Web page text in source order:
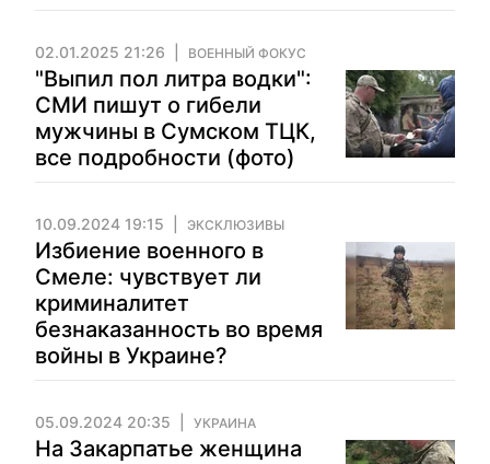
02.01.2025 21:26 ВОЕННЫЙ ФОКУС
"Выпил пол литра водки":
СМИ пишут о гибели
мужчины в Сумском ТЦК,
все подробности (фото)
10.09.2024 19:15 ЭКСКЛЮЗИВЫ
Избиение военного в
Смеле: чувствует ли
криминалитет
безнаказанность во время
войны в Украине?
05.09.2024 20:35 УКРАИНА
На Закарпатье женщина